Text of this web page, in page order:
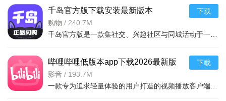
软件内容
千岛官方版下载安装最新版本
2026v6.57.0 2026手机版
购物 / 240.7M
下载
哔哩哔哩低版本app下载2026最新版
v9.6.0 2026手机版
影音 / 193.7M
下载